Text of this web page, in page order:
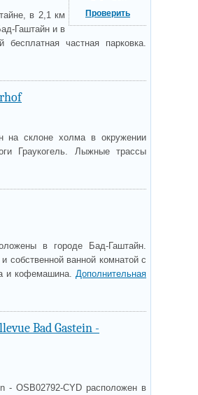
Проверить
в 2,1 км
Гаштайн и в
частная парковка.
на склоне холма в окружении
Граукогель. Лыжные трассы
в городе Бад-Гаштайн.
собственной ванной комнатой с
и кофемашина. Дополнительная
Bad Gastein -
- OSB02792-CYD расположен в